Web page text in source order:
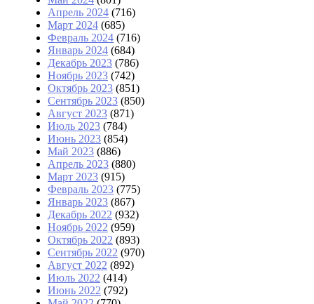
Апрель 2024 (716)
Март 2024 (685)
Февраль 2024 (716)
Январь 2024 (684)
Декабрь 2023 (786)
Ноябрь 2023 (742)
Октябрь 2023 (851)
Сентябрь 2023 (850)
Август 2023 (871)
Июль 2023 (784)
Июнь 2023 (854)
Май 2023 (886)
Апрель 2023 (880)
Март 2023 (915)
Февраль 2023 (775)
Январь 2023 (867)
Декабрь 2022 (932)
Ноябрь 2022 (959)
Октябрь 2022 (893)
Сентябрь 2022 (970)
Август 2022 (892)
Июль 2022 (414)
Июнь 2022 (792)